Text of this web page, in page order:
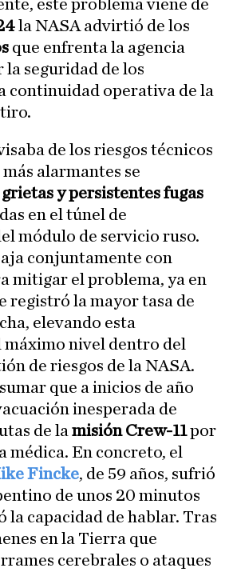
este problema viene de
la NASA advirtió de los
que enfrenta la agencia
seguridad de los
continuidad operativa de la
de los riesgos técnicos
alarmantes se
grietas y persistentes fugas
en el túnel de
módulo de servicio ruso.
conjuntamente con
mitigar el problema, ya en
registró la mayor tasa de
elevando esta
nivel dentro del
de riesgos de la NASA.
que a inicios de año
inesperada de
de la misión Crew-11por
médica. En concreto, el
Fincke, de 59 años, sufrió
de unos 20 minutos
la capacidad de hablar. Tras
en la Tierra que
cerebrales o ataques